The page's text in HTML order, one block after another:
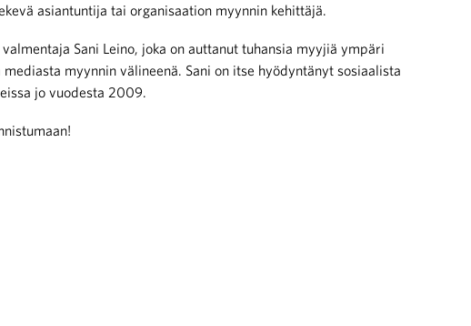
asiantuntija tai organisaation myynnin kehittäjä.
Sani Leino, joka on auttanut tuhansia myyjiä ympäri
myynnin välineenä. Sani on itse hyödyntänyt sosiaalista
jo vuodesta 2009.